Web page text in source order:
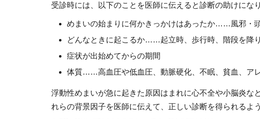
受診時には、以下のことを医師に伝えると診断の助けにな
めまいの始まりに何かきっかけはあったか……風邪・
どんなときに起こるか……起立時、歩行時、階段を降
症状が出始めてからの期間
体質……高血圧や低血圧、動脈硬化、不眠、貧血、ア
浮動性めまいが急に起きた原因はまれに心不全や小脳炎な
れらの背景因子を医師に伝えて、正しい診断を得られるよ